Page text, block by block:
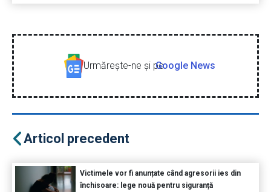
Urmăreşte-ne şi peGoogle News
Articol precedent
Victimele vor fi anunțate când agresorii ies din
închisoare: lege nouă pentru siguranță